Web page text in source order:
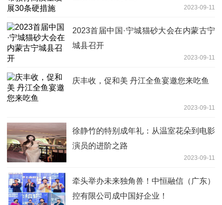
2023-09-11
2023首届中国·宁城猫砂大会在内蒙古宁
城县召开
2023-09-11
庆丰收，促和美 丹江全鱼宴邀您来吃鱼
2023-09-11
徐静竹的特别成年礼：从温室花朵到电影
演员的进阶之路
2023-09-11
牵头举办未来独角兽！中恒融信（广东）
控有限公司成中国好企业！